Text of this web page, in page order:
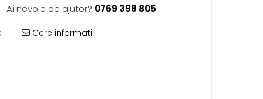
Ai nevoie de ajutor? 0769 398 805
Cere informatii